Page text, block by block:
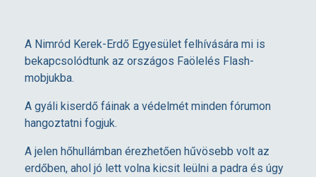
F
a
ö
l
A Nimród Kerek-Erdő Egyesület felhívására mi is
bekapcsolódtunk az országos Faölelés Flash-
mobjukba.
A gyáli kiserdő fáinak a védelmét minden fórumon
hangoztatni fogjuk.
A jelen hőhullámban érezhetően hűvösebb volt az
erdőben, ahol jó lett volna kicsit leülni a padra és úgy